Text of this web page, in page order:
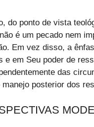
do ponto de vista
é um pecado nem
Em vez disso, a
e em Seu poder de
das
manejo posterior dos